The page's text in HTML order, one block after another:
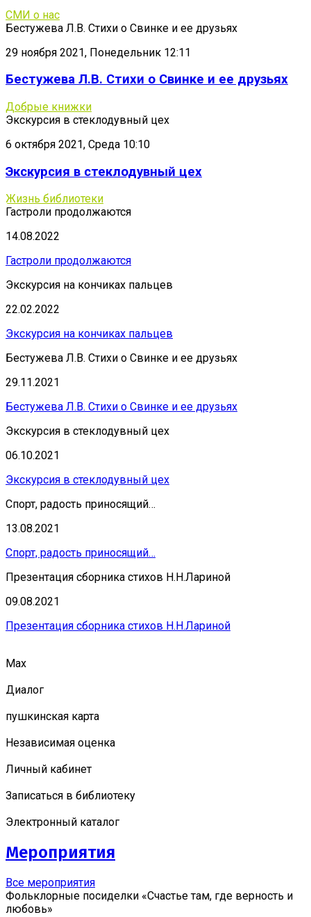
СМИ о нас
Бестужева Л.В. Стихи о Свинке и ее друзьях
29 ноября 2021, Понедельник 12:11
Бестужева Л.В. Стихи о Свинке и ее друзьях
Добрые книжки
Экскурсия в стеклодувный цех
6 октября 2021, Среда 10:10
Экскурсия в стеклодувный цех
Жизнь библиотеки
Гастроли продолжаются
14.08.2022
Гастроли продолжаются
Экскурсия на кончиках пальцев
22.02.2022
Экскурсия на кончиках пальцев
Бестужева Л.В. Стихи о Свинке и ее друзьях
29.11.2021
Бестужева Л.В. Стихи о Свинке и ее друзьях
Экскурсия в стеклодувный цех
06.10.2021
Экскурсия в стеклодувный цех
Спорт, радость приносящий…
13.08.2021
Спорт, радость приносящий…
Презентация сборника стихов Н.Н.Лариной
09.08.2021
Презентация сборника стихов Н.Н.Лариной
Мах
Диалог
пушкинская карта
Независимая оценка
Личный кабинет
Записаться в библиотеку
Электронный каталог
Мероприятия
Все мероприятия
Фольклорные посиделки «Счастье там, где верность и
любовь»